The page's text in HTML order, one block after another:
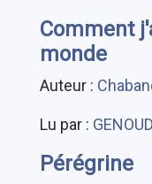
Comment
monde
Auteur :
Lu par :
Pérégrine